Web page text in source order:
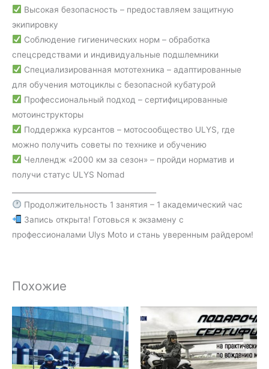
Высокая безопасность – предоставляем защитную
экипировку
Соблюдение гигиенических норм – обработка
спецсредствами и индивидуальные подшлемники
Специализированная мототехника – адаптированные
для обучения мотоциклы с безопасной кубатурой
Профессиональный подход – сертифицированные
мотоинструкторы
Поддержка курсантов – мотосообщество ULYS, где
можно получить советы по технике и обучению
Челлендж «2000 км за сезон» – пройди норматив и
получи статус ULYS Nomad
Продолжительность 1 занятия – 1 академический час
Запись открыта! Готовься к экзамену с
профессионалами Ulys Moto и стань уверенным райдером!
Похожие